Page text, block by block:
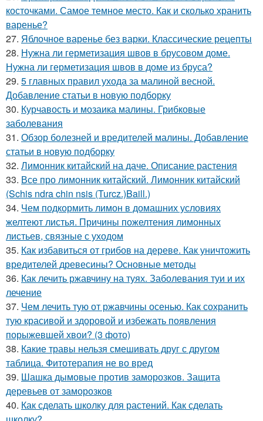
косточками. Самое темное место. Как и сколько хранить
варенье?
27. Яблочное варенье без варки. Классические рецепты
28. Нужна ли герметизация швов в брусовом доме.
Нужна ли герметизация швов в доме из бруса?
29. 5 главных правил ухода за малиной весной.
Добавление статьи в новую подборку
30. Курчавость и мозаика малины. Грибковые
заболевания
31. Обзор болезней и вредителей малины. Добавление
статьи в новую подборку
32. Лимонник китайский на даче. Описание растения
33. Все про лимонник китайский. Лимонник китайский
(Schis ndra chin nsis (Turcz.)Baill.)
34. Чем подкормить лимон в домашних условиях
желтеют листья. Причины пожелтения лимонных
листьев, связные с уходом
35. Как избавиться от грибов на дереве. Как уничтожить
вредителей древесины? Основные методы
36. Как лечить ржавчину на туях. Заболевания туи и их
лечение
37. Чем лечить тую от ржавчины осенью. Как сохранить
тую красивой и здоровой и избежать появления
порыжевшей хвои? (3 фото)
38. Какие травы нельзя смешивать друг с другом
таблица. Фитотерапия не во вред
39. Шашка дымовые против заморозков. Защита
деревьев от заморозков
40. Как сделать школку для растений. Как сделать